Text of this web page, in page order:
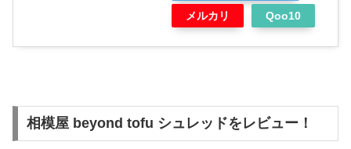
メルカリ Qoo10
相模屋 beyond tofu シュレッドをレビュー！